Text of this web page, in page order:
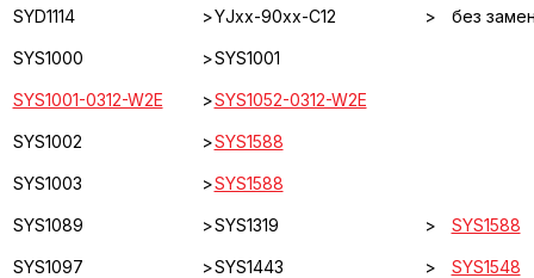
SYD1114 >YJxx-90xx-C12 > без
SYS1000 >SYS1001
SYS1001-0312-W2E >SYS1052-0312-W2E
SYS1002 >SYS1588
SYS1003 >SYS1588
SYS1089 >SYS1319 > SYS1588
SYS1097 >SYS1443 > SYS1548